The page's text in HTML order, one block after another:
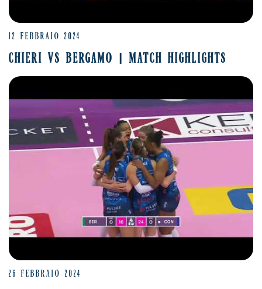
12 FEBBRAIO 2024
CHIERI VS BERGAMO | MATCH HIGHLIGHTS
26 FEBBRAIO 2024